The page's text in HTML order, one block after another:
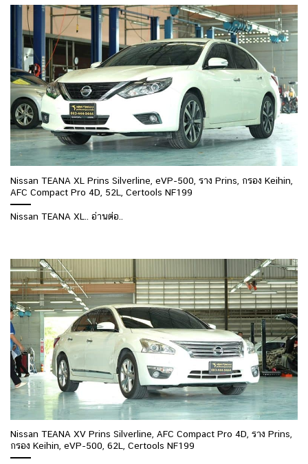
Nissan TEANA XL Prins Silverline, eVP-500, ราง Prins, กรอง Keihin,
AFC Compact Pro 4D, 52L, Certools NF199
Nissan TEANA XL.. อ่านต่อ..
Nissan TEANA XV Prins Silverline, AFC Compact Pro 4D, ราง Prins,
กรอง Keihin, eVP-500, 62L, Certools NF199